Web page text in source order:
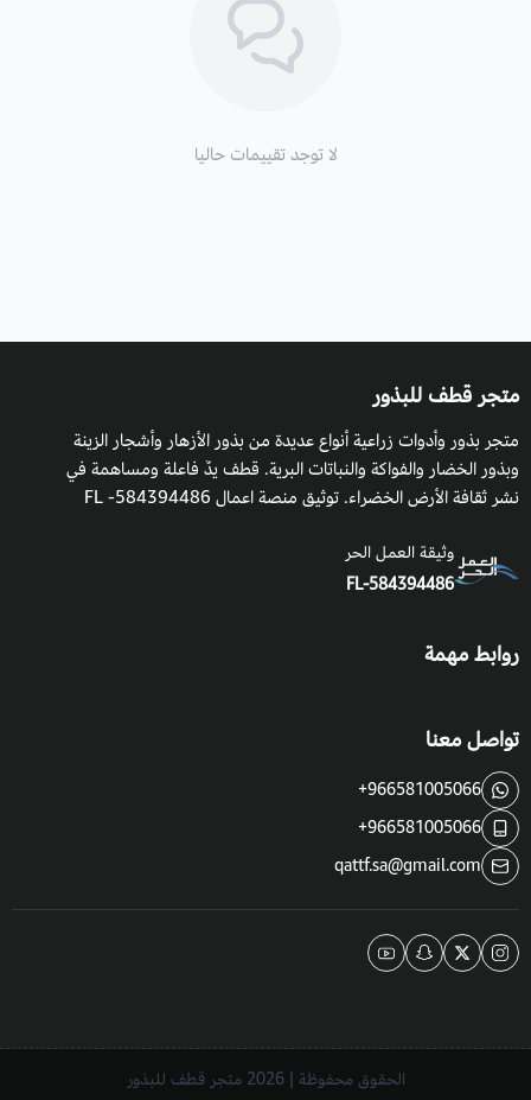
لا توجد تقييمات حاليا
متجر قطف للبذور
متجر بذور وأدوات زراعية أنواع عديدة من بذور الأزهار وأشجار الزينة
وبذور الخضار والفواكة والنباتات البرية. قطف يدٌ فاعلة ومساهمة في
نشر ثقافة الأرض الخضراء. توثيق منصة اعمال 584394486- FL
وثيقة العمل الحر
FL-584394486
روابط مهمة
تواصل معنا
+966581005066
+966581005066
qattf.sa@gmail.com
الحقوق محفوظة | 2026 متجر قطف للبذور